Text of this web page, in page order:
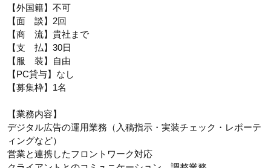
【外国籍】不可
【面 談】2回
【商 流】貴社まで
【支 払】30日
【服 装】自由
【PC貸与】なし
【募集枠】1名
【業務内容】
デジタル広告の運用業務（入稿指示・実装チェック・レポーテ
ィングなど）
営業と連携したフロントワーク対応